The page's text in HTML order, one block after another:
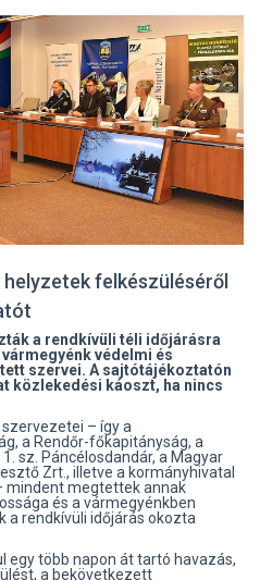
felkészüléséről
a rendkívüli téli időjárásra
védelmi és
szervei. A sajtótájékoztatón
közlekedési káoszt, ha nincs
– így a
a Rendőr-főkapitányság, a
sz. Páncélosdandár, a Magyar
Zrt., illetve a kormányhivatal
mindent megtettek annak
és a vármegyénkben
a rendkívüli időjárás okozta
egy több napon át tartó havazás,
a bekövetkezett